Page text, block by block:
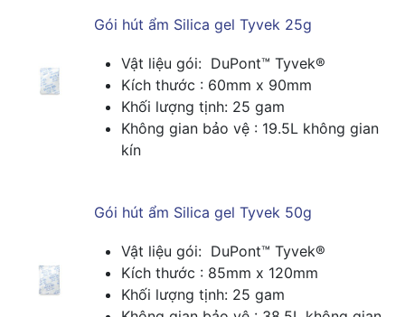
Gói hút ẩm Silica gel Tyvek 25g
Vật liệu gói: DuPont™ Tyvek®
Kích thước : 60mm x 90mm
Khối lượng tịnh: 25 gam
Không gian bảo vệ : 19.5L không gian
kín
Gói hút ẩm Silica gel Tyvek 50g
Vật liệu gói: DuPont™ Tyvek®
Kích thước : 85mm x 120mm
Khối lượng tịnh: 25 gam